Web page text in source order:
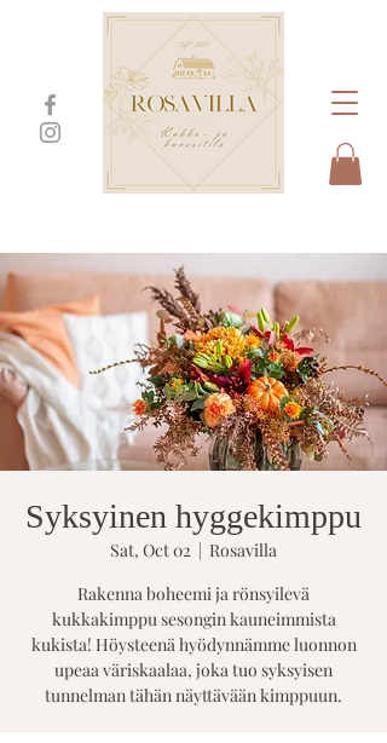
Syksyinen hyggekimppu
Sat, Oct 02
  |
Rosavilla
Rakenna boheemi ja rönsyilevä
kukkakimppu sesongin kauneimmista
kukista! Höysteenä hyödynnämme luonnon
upeaa väriskaalaa, joka tuo syksyisen
tunnelman tähän näyttävään kimppuun.